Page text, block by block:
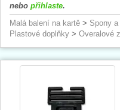
nebo přihlaste.
Malá balení na kartě > Spony
Plastové doplňky > Overalové